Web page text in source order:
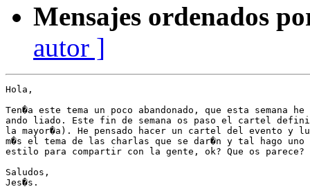
Mensajes ordenados
autor ]
Hola,
Ten�a este tema un poco abandonado, que esta semana he
ando liado. Este fin de semana os paso el cartel
la mayor�a). He pensado hacer un cartel del evento y
m�s el tema de las charlas que se dar�n y tal hago uno
estilo para compartir con la gente, ok? Que os parece?
Saludos,
Jes�s.